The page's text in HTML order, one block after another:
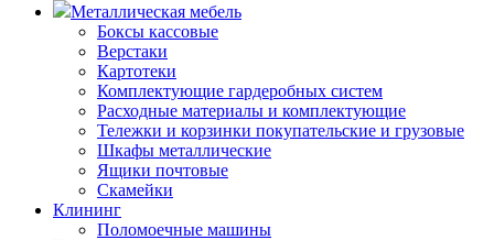
Металлическая мебель
Боксы кассовые
Верстаки
Картотеки
Комплектующие гардеробных систем
Расходные материалы и комплектующие
Тележки и корзинки покупательские и грузовые
Шкафы металлические
Ящики почтовые
Скамейки
Клининг
Поломоечные машины